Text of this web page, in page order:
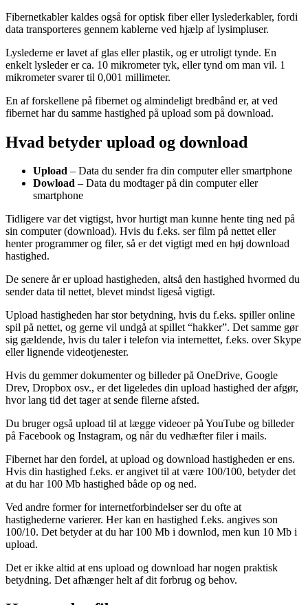
Fibernetkabler kaldes også for optisk fiber eller lyslederkabler, fordi
data transporteres gennem kablerne ved hjælp af lysimpluser.
Lyslederne er lavet af glas eller plastik, og er utroligt tynde. En
enkelt lysleder er ca. 10 mikrometer tyk, eller tynd om man vil. 1
mikrometer svarer til 0,001 millimeter.
En af forskellene på fibernet og almindeligt bredbånd er, at ved
fibernet har du samme hastighed på upload som på download.
Hvad betyder upload og download
Upload – Data du sender fra din computer eller smartphone
Dowload – Data du modtager på din computer eller
smartphone
Tidligere var det vigtigst, hvor hurtigt man kunne hente ting ned på
sin computer (download). Hvis du f.eks. ser film på nettet eller
henter programmer og filer, så er det vigtigt med en høj download
hastighed.
De senere år er upload hastigheden, altså den hastighed hvormed du
sender data til nettet, blevet mindst ligeså vigtigt.
Upload hastigheden har stor betydning, hvis du f.eks. spiller online
spil på nettet, og gerne vil undgå at spillet “hakker”. Det samme gør
sig gældende, hvis du taler i telefon via internettet, f.eks. over Skype
eller lignende videotjenester.
Hvis du gemmer dokumenter og billeder på OneDrive, Google
Drev, Dropbox osv., er det ligeledes din upload hastighed der afgør,
hvor lang tid det tager at sende filerne afsted.
Du bruger også upload til at lægge videoer på YouTube og billeder
på Facebook og Instagram, og når du vedhæfter filer i mails.
Fibernet har den fordel, at upload og download hastigheden er ens.
Hvis din hastighed f.eks. er angivet til at være 100/100, betyder det
at du har 100 Mb hastighed både op og ned.
Ved andre former for internetforbindelser ser du ofte at
hastighederne varierer. Her kan en hastighed f.eks. angives son
100/10. Det betyder at du har 100 Mb i downlod, men kun 10 Mb i
upload.
Det er ikke altid at ens upload og download har nogen praktisk
betydning. Det afhænger helt af dit forbrug og behov.